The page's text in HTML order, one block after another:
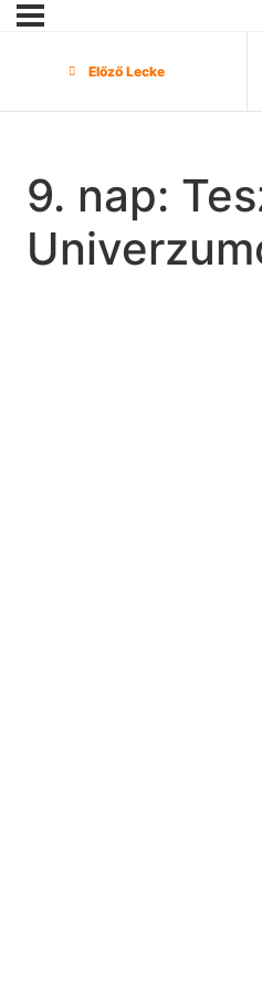
Előző Lecke
9. nap: